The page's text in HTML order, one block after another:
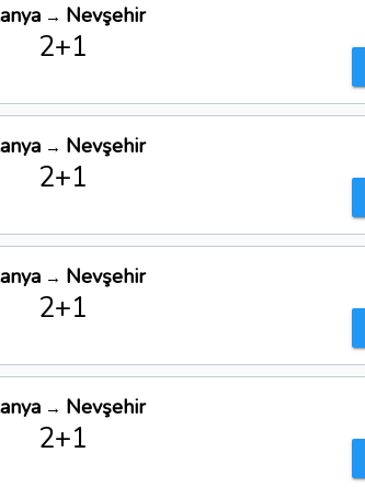
→ Nevşehir
2+1
→ Nevşehir
2+1
→ Nevşehir
2+1
→ Nevşehir
2+1